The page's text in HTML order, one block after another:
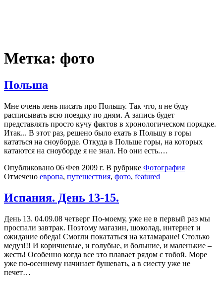
Метка: фото
Польша
Мне очень лень писать про Польшу. Так что, я не буду
расписывать всю поездку по дням. А запись будет
представлять просто кучу фактов в хронологическом порядке.
Итак... В этот раз, решено было ехать в Польшу в горы
кататься на сноуборде. Откуда в Польше горы, на которых
катаются на сноуборде я не знал. Но они есть.…
Опубликовано 06 Фев 2009 г. В рубрике Фотография
Отмечено европа, путешествия, фото, featured
Испания. День 13-15.
День 13. 04.09.08 четверг По-моему, уже не в первый раз мы
проспали завтрак. Поэтому магазин, шоколад, интернет и
ожидание обеда! Смогли покататься на катамаране! Столько
медуз!!! И коричневые, и голубые, и большие, и маленькие –
жесть! Особенно когда все это плавает рядом с тобой. Море
уже по-осеннему начинает бушевать, а в сиесту уже не
печет…